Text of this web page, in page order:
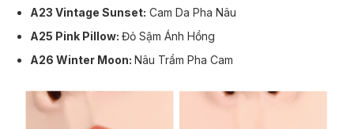
A23 Vintage Sunset: Cam Da Pha Nâu
A25 Pink Pillow: Đỏ Sậm Ánh Hồng
A26 Winter Moon: Nâu Trầm Pha Cam